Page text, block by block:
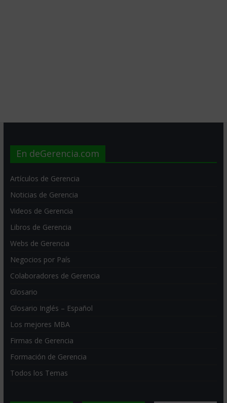
En deGerencia.com
Artículos de Gerencia
Noticias de Gerencia
Videos de Gerencia
Libros de Gerencia
Webs de Gerencia
Negocios por País
Colaboradores de Gerencia
Glosario
Glosario Inglés – Español
Los mejores MBA
Firmas de Gerencia
Formación de Gerencia
Todos los Temas